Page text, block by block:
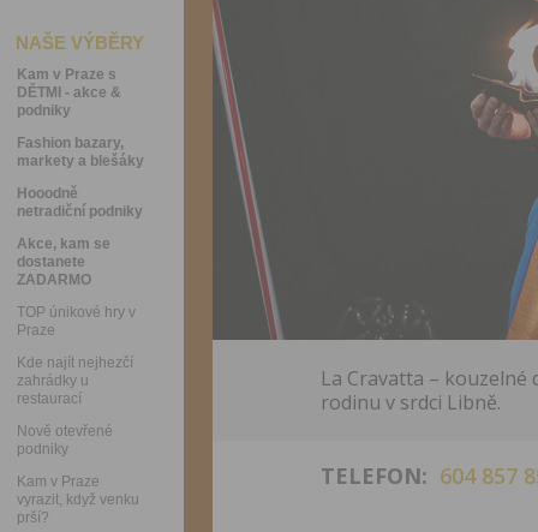
NAŠE VÝBĚRY
Kam v Praze s
DĚTMI - akce &
podniky
Fashion bazary,
markety a blešáky
Hooodně
netradiční podniky
Akce, kam se
dostanete
ZADARMO
TOP únikové hry v
Praze
Kde najít nejhezčí
zahrádky u
restaurací
Nově otevřené
podniky
Kam v Praze
vyrazit, když venku
prší?
La Cravatta – kouzelné
rodinu v srdci Libně.
TELEFON: 604 857